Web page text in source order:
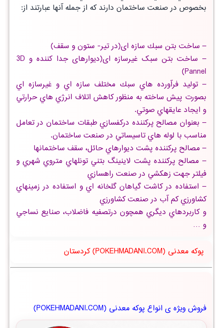
بخصوص در صنعت ساختمان دارند كه از جمله آنها عبارتند از:
– ساخت بتن سبك سازه ای(در تیر- ستون و سقف)
– ساخت بتن سبک غیرسازه ای(دیوارهای جدا کننده و 3D
Pannel)
– توليد فرآورده هاي سبك مختلف سازه اي و غيرسازه اي
بصورت پيش ساخته به منظور كاهش اتلاف انرژي هاي حرارتي
و ايجاد عايقهاي صوتي.
– بعنوان مصالح پركننده دركفسازي طبقات ساختمان در تعامل
مناسب با لوله هاي تاسيساتي در صنعت ساختمان.
– مصالح پركننده پشت ديوارهاي حائل، سقف ساختمانها
– مصالح پركننده پشت لاينينگ بتني تونلهاي متروي شهري و
فيلتر جهت زهكشي در صنعت راهسازي
– استفاده در كاشت گياهان گلخانه اي و استفاده در زمينهاي
كشاورزي كم آب در صنعت كشاورزي
و كاربردهاي ديگري همچون درتصفيه فاضلاب، صنايع نساجي
و …
پوکه معدنی (POKEHMADANI.COM) کردستان
فروش ویژه ی انواع پوکه معدنی (POKEHMADANI.COM)